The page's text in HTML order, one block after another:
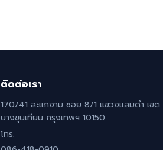
ติดต่อเรา
170/41 สะแกงาม ซอย 8/1 แขวงแสมดำ เขต
บางขุนเทียน กรุงเทพฯ 10150
โทร.